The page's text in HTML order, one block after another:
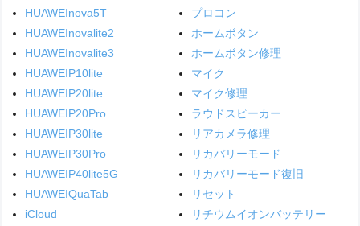
HUAWEInova5T
HUAWEInovalite2
HUAWEInovalite3
HUAWEIP10lite
HUAWEIP20lite
HUAWEIP20Pro
HUAWEIP30lite
HUAWEIP30Pro
HUAWEIP40lite5G
HUAWEIQuaTab
iCloud
プロコン
ホームボタン
ホームボタン修理
マイク
マイク修理
ラウドスピーカー
リアカメラ修理
リカバリーモード
リカバリーモード復旧
リセット
リチウムイオンバッテリー